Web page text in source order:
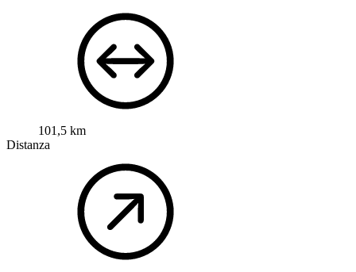
101,5 km
Distanza